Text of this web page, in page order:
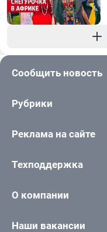
Сообщить новость
Рубрики
Реклама на сайте
Техподдержка
О компании
Наши вакансии